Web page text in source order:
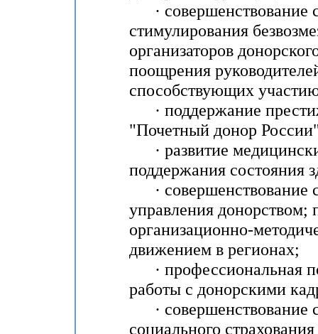
· совершенствование
стимулирования
организаторов
поощрения
способствующих
· поддержание
"Почетный донор
· развитие
поддержания состояния
· совершенствование
управления донорством;
организационно-
движением в регионах;
· профессиональная
работы с донорскими
· совершенствование
социального